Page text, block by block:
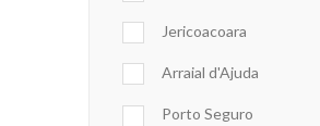
Jericoacoara
Arraial d'Ajuda
Porto Seguro